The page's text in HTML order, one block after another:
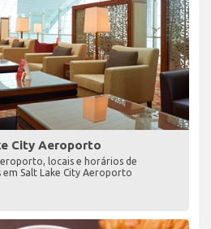
City Aeroporto
locais e horários de
Salt Lake City Aeroporto